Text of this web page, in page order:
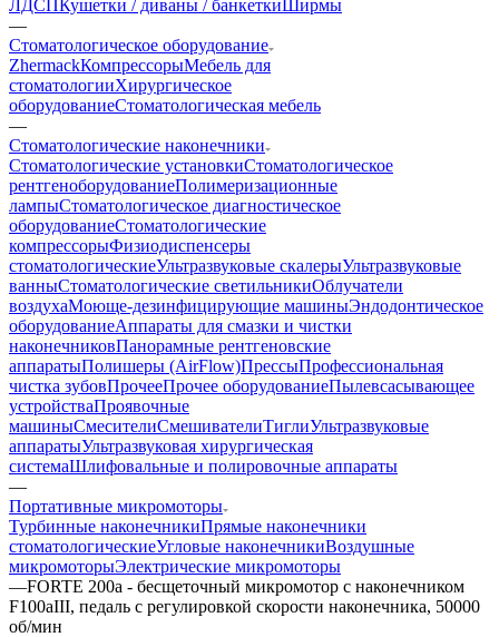
ЛДСПКушетки / диваны / банкеткиШирмы
—
Стоматологическое оборудование
ZhermackКомпрессорыМебель для
стоматологииХирургическое
оборудованиеСтоматологическая мебель
—
Стоматологические наконечники
Стоматологические установкиСтоматологическое
рентгеноборудованиеПолимеризационные
лампыСтоматологическое диагностическое
оборудованиеСтоматологические
компрессорыФизиодиспенсеры
стоматологическиеУльтразвуковые скалерыУльтразвуковые
ванныСтоматологические светильникиОблучатели
воздухаМоюще-дезинфицирующие машиныЭндодонтическое
оборудованиеАппараты для смазки и чистки
наконечниковПанорамные рентгеновские
аппаратыПолишеры (AirFlow)ПрессыПрофессиональная
чистка зубовПрочееПрочее оборудованиеПылевсасывающее
устройстваПроявочные
машиныСмесителиСмешивателиТиглиУльтразвуковые
аппаратыУльтразвуковая хирургическая
системаШлифовальные и полировочные аппараты
—
Портативные микромоторы
Турбинные наконечникиПрямые наконечники
стоматологическиеУгловые наконечникиВоздушные
микромоторыЭлектрические микромоторы
—FORTE 200a - бесщеточный микромотор с наконечником
F100aIII, педаль с регулировкой скорости наконечника, 50000
об/мин